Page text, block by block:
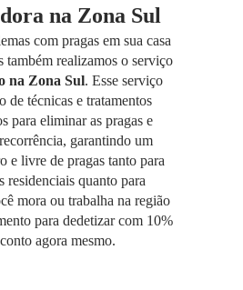
na Zona Sul
com pragas em sua casa
também realizamos o serviço
na Zona Sul. Esse serviço
de técnicas e tratamentos
para eliminar as pragas e
garantindo um
e livre de pragas tanto para
residenciais quanto para
mora ou trabalha na região
para dedetizar com 10%
agora mesmo.